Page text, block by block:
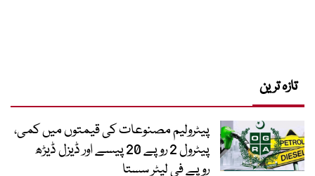
تازہ ترین
پیٹرولیم مصنوعات کی قیمتوں میں کمی،
پیٹرول 2 روپے 20 پیسے اور ڈیزل ڈیڑھ
روپے فی لیٹر سستا